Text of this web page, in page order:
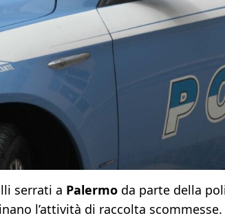
serrati a Palermoda parte della
l’attività di raccolta